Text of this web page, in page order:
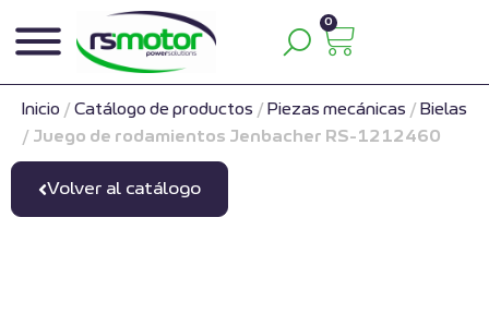
0
Inicio / Catálogo de productos / Piezas mecánicas / Bielas
/ Juego de rodamientos Jenbacher RS-1212460
Volver al catálogo